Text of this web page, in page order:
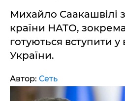
Михайло Саакашвілі
країни НАТО,
готуються вступити у
України.
Автор: Сеть